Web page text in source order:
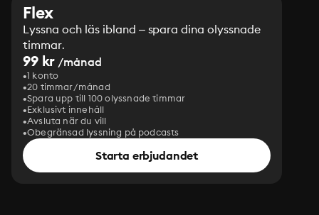
Flex
Lyssna och läs ibland – spara dina olyssnade
timmar.
99 kr /månad
1 konto
20 timmar/månad
Spara upp till 100 olyssnade timmar
Exklusivt innehåll
Avsluta när du vill
Obegränsad lyssning på podcasts
Starta erbjudandet